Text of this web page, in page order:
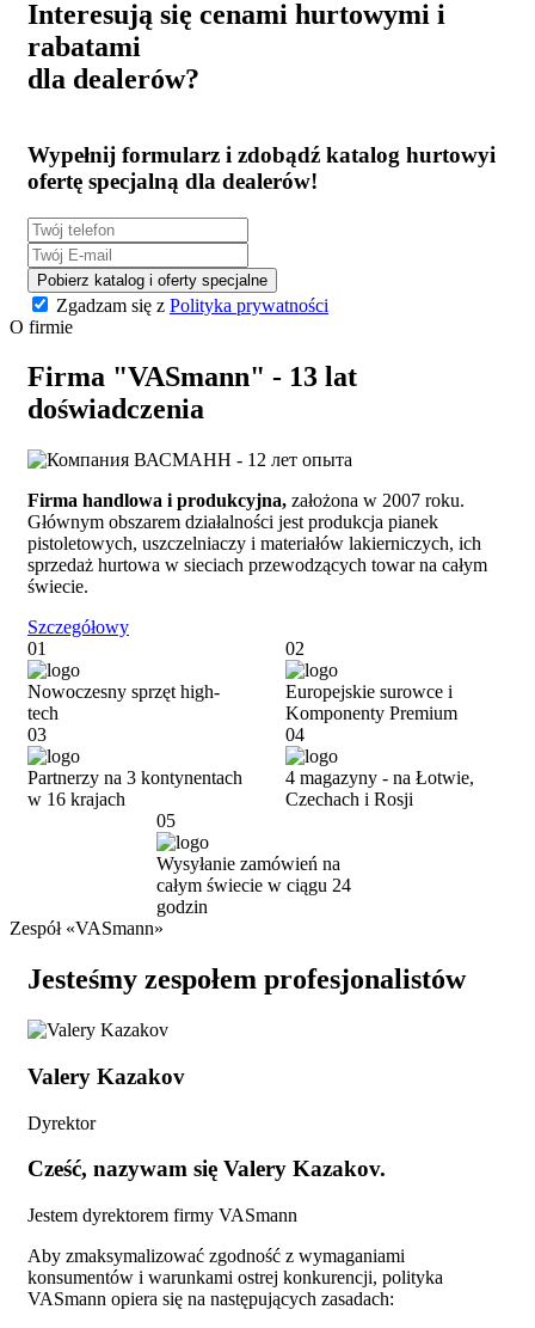
Interesują się cenami hurtowymi i
rabatami
dla dealerów?
Wypełnij formularz i zdobądź katalog hurtowyi
ofertę specjalną dla dealerów!
Pobierz katalog i oferty specjalne
Zgadzam się z Polityka prywatności
O firmie
Firma "VASmann" - 13 lat
doświadczenia
Firma handlowa i produkcyjna, założona w 2007 roku.
Głównym obszarem działalności jest produkcja pianek
pistoletowych, uszczelniaczy i materiałów lakierniczych, ich
sprzedaż hurtowa w sieciach przewodzących towar na całym
świecie.
Szczegółowy
01
Nowoczesny sprzęt high-
tech
02
Europejskie surowce i
Komponenty Premium
03
Partnerzy na 3 kontynentach
w 16 krajach
04
4 magazyny - na Łotwie,
Czechach i Rosji
05
Wysyłanie zamówień na
całym świecie w ciągu 24
godzin
Zespół «VASmann»
Jesteśmy zespołem profesjonalistów
Valery Kazakov
Dyrektor
Cześć, nazywam się Valery Kazakov.
Jestem dyrektorem firmy VASmann
Aby zmaksymalizować zgodność z wymaganiami
konsumentów i warunkami ostrej konkurencji, polityka
VASmann opiera się na następujących zasadach: